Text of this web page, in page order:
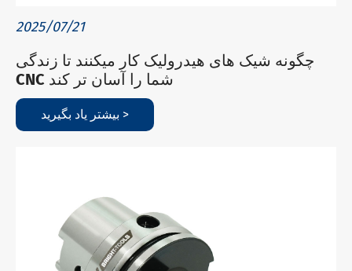
2025/07/21
چگونه شیک های هیدرولیک کار میکنند تا زندگی
CNC شما را آسان تر کند
بیشتر یاد بگیرید >